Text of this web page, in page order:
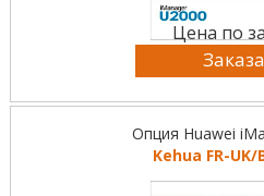
Цена по
Опция Huawei
Kehua FR-UK/